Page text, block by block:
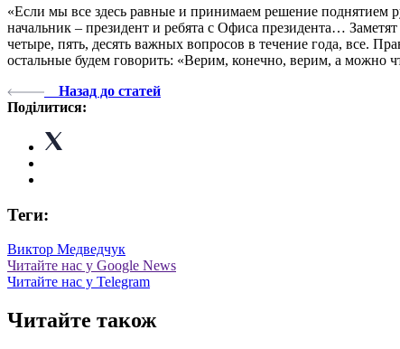
«Если мы все здесь равные и принимаем решение поднятием
начальник – президент и ребята с Офиса президента…
четыре, пять, десять важных вопросов в течение года, все.
остальные будем говорить: «Верим, конечно, верим, а можно
Назад до статей
Поділитися:
Теги:
Виктор Медведчук
Читайте нас у Google News
Читайте нас у Telegram
Читайте також